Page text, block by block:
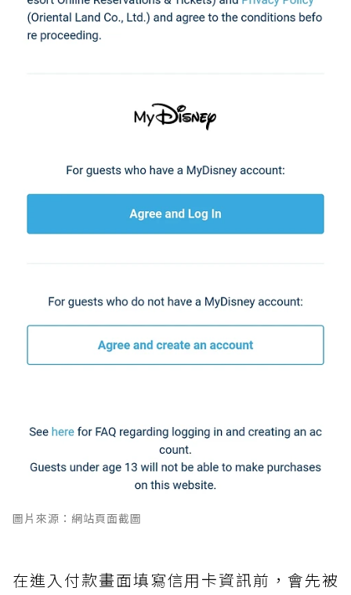
圖片來源：網站頁面截圖
在進入付款畫面填寫信用卡資訊前，會先被